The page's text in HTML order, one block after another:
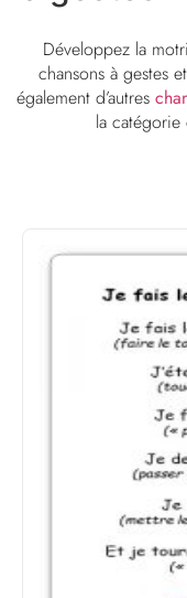
Développez la
chansons à gestes
également d’autres
la catégorie